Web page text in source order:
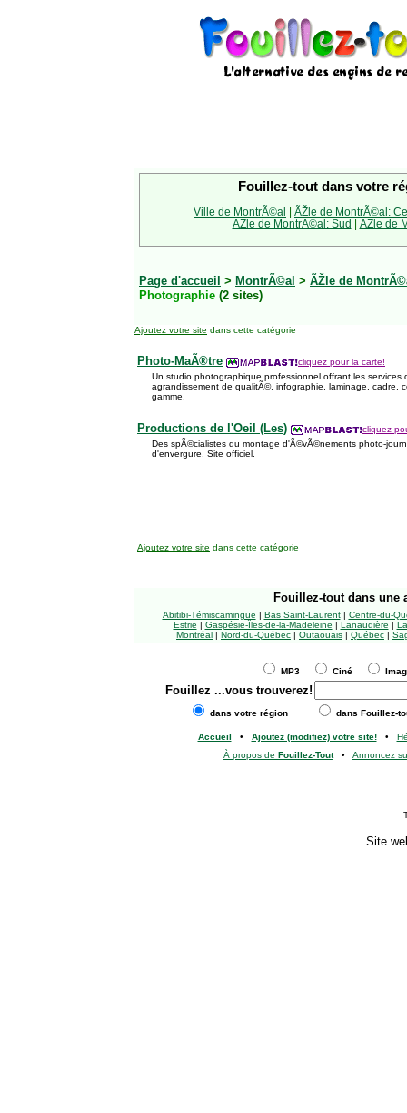
Fouillez-tout dans votre
Ville de MontrÃ©al | ÃŽle de MontrÃ©al:
ÃŽle de MontrÃ©al: Sud | ÃŽle de
Page d'accueil > MontrÃ©al > ÃŽle de
Photographie (2 sites)
Ajoutez votre site dans cette catégorie
Photo-MaÃ®tre
cliquez pour la carte!
Un studio photographique professionnel offrant les services
agrandissement de qualitÃ©, infographie, laminage, cadre,
gamme.
Productions de l'Oeil (Les)
cliquez
Des spÃ©cialistes du montage d'Ã©vÃ©nements photo-
d'envergure. Site officiel.
Ajoutez votre site dans cette catégorie
Fouillez-tout dans une
Abitibi-Témiscamingue | Bas Saint-Laurent| Centre-du-
Estrie | Gaspésie-Îles-de-la-Madeleine | Lanaudière |
Montréal | Nord-du-Québec | Outaouais | Québec |
MP3 Ciné
Fouillez ...vous trouverez!
dans votre région dans Fouillez-
Accueil • Ajoutez (modifiez) votre site!•
À propos de Fouillez-Tout• Annoncez
Site